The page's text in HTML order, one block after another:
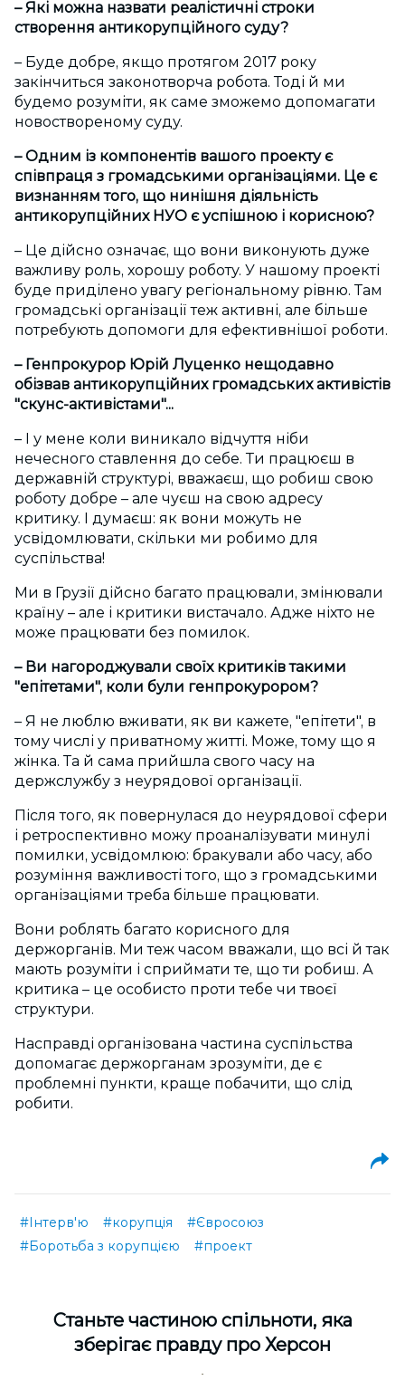
– Які можна назвати реалістичні строки
створення антикорупційного суду?
– Буде добре, якщо протягом 2017 року
закінчиться законотворча робота. Тоді й ми
будемо розуміти, як саме зможемо допомагати
новоствореному суду.
– Одним із компонентів вашого проекту є
співпраця з громадськими організаціями. Це є
визнанням того, що нинішня діяльність
антикорупційних НУО є успішною і корисною?
– Це дійсно означає, що вони виконують дуже
важливу роль, хорошу роботу. У нашому проекті
буде приділено увагу регіональному рівню. Там
громадські організації теж активні, але більше
потребують допомоги для ефективнішої роботи.
– Генпрокурор Юрій Луценко нещодавно
обізвав антикорупційних громадських активістів
"скунс-активістами"...
– І у мене коли виникало відчуття ніби
нечесного ставлення до себе. Ти працюєш в
державній структурі, вважаєш, що робиш свою
роботу добре – але чуєш на свою адресу
критику. І думаєш: як вони можуть не
усвідомлювати, скільки ми робимо для
суспільства!
Ми в Грузії дійсно багато працювали, змінювали
країну – але і критики вистачало. Адже ніхто не
може працювати без помилок.
– Ви нагороджували своїх критиків такими
"епітетами", коли були генпрокурором?
– Я не люблю вживати, як ви кажете, "епітети", в
тому числі у приватному житті. Може, тому що я
жінка. Та й сама прийшла свого часу на
держслужбу з неурядової організації.
Після того, як повернулася до неурядової сфери
і ретроспективно можу проаналізувати минулі
помилки, усвідомлюю: бракували або часу, або
розуміння важливості того, що з громадськими
організаціями треба більше працювати.
Вони роблять багато корисного для
держорганів. Ми теж часом вважали, що всі й так
мають розуміти і сприймати те, що ти робиш. А
критика – це особисто проти тебе чи твоєї
структури.
Насправді організована частина суспільства
допомагає держорганам зрозуміти, де є
проблемні пункти, краще побачити, що слід
робити.
#Інтерв'ю #корупція
#Євросоюз
#Боротьба з корупцією
#проект
Cтаньте частиною спільноти, яка
зберігає правду про Херсон